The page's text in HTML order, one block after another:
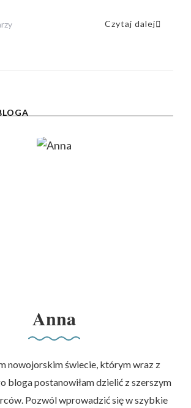
Do
Co
Wiedzieć
Czytaj dalej
Anna
nowojorskim świecie, którym wraz z
bloga postanowiłam dzielić z szerszym
Pozwól wprowadzić się w szybkie